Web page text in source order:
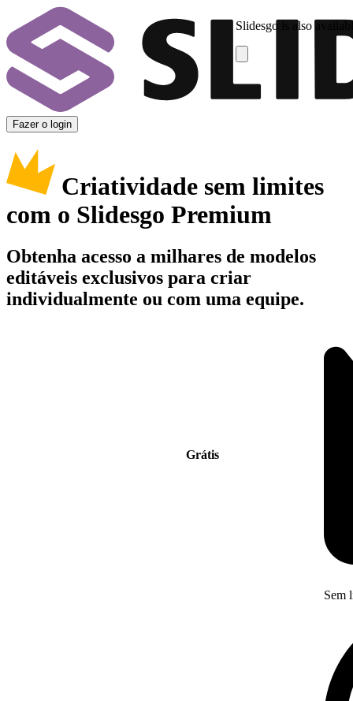
Slidesgo is also
Fazer o login
Criatividade sem limites
com o Slidesgo Premium
Obtenha acesso a milhares de modelos
editáveis exclusivos para criar
individualmente ou com uma equipe.
Grátis
Sem